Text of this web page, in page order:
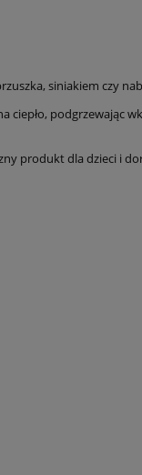
siniakiem czy
ciepło, podgrzewając
produkt dla dzieci i